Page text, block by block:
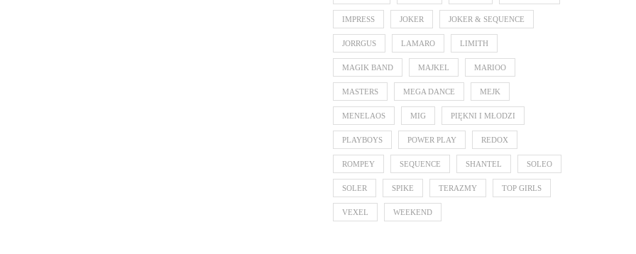
IMPRESS JOKER JOKER & SEQUENCE
JORRGUS LAMARO LIMITH
MAGIK BAND MAJKEL MARIOO
MASTERS MEGA DANCE MEJK
MENELAOS MIG PIĘKNI I MŁODZI
PLAYBOYS POWER PLAY REDOX
ROMPEY SEQUENCE SHANTEL SOLEO
SOLER SPIKE TERAZMY TOP GIRLS
VEXEL WEEKEND